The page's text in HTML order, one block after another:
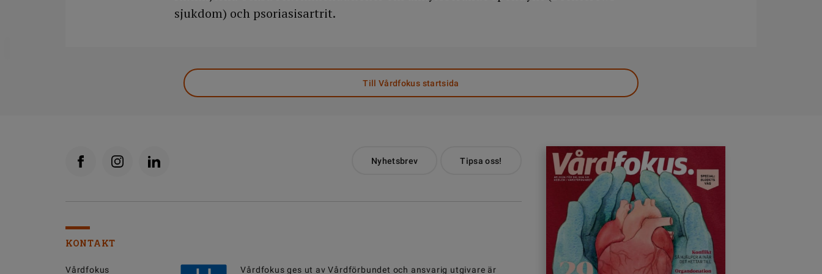
sjukdom) och psoriasisartrit.
Till Vårdfokus startsida
Nyhetsbrev Tipsa oss!
KONTAKT
Vårdfokus Vårdfokus ges ut avVårdförbundet och ansvarig utgivare är